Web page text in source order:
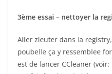
3ème essai – nettoyer la
Aller zieuter dans la registry,
poubelle ça y ressemblee
est de lancer CCleaner (voir: